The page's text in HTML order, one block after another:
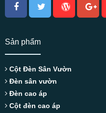
Sản phẩm
Cột Đèn Sân Vườn
Đèn sân vườn
Đèn cao áp
Cột đèn cao áp